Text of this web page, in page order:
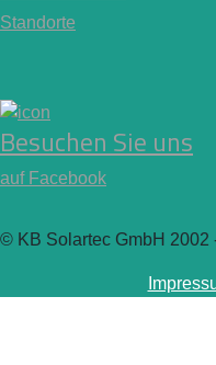
Standorte
Besuchen Sie uns
auf Facebook
© KB Solartec GmbH 2002